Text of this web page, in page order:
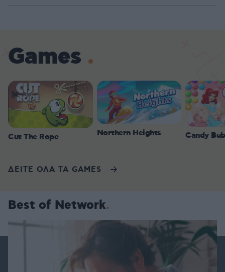
Games
Cut The Rope Northern Heights Candy
ΔΕΙΤΕ ΟΛΑ ΤΑ GAMES
Best of Network